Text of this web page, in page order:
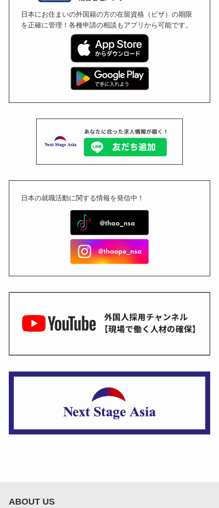
日本にお住まいの外国籍の方の在留資格（ビザ）の期限
を正確に管理！各種申請の相談もアプリから可能です。
日本の就職活動に関する情報を発信中！
ABOUT US